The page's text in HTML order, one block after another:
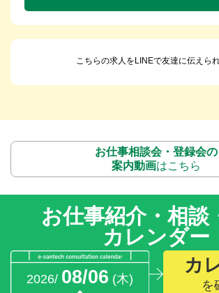
こちらの求人をLINEで友達に伝えら
お仕事相談会・登録会の
案内動画はこちら
お仕事紹介・相談
カレンダー
2026/ 08/06 (木)
カ
を